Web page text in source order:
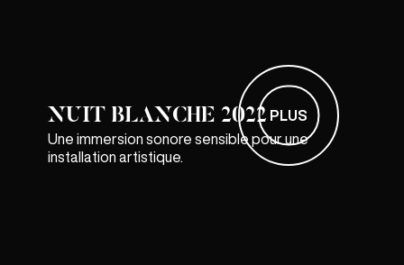
NUIT BLANCHE 2022
Une immersion sonore sensible pour une
installation artistique.
PLUS